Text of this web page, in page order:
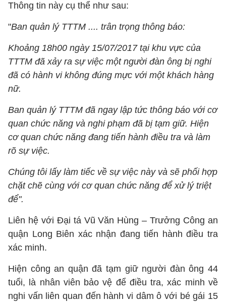
Thông tin này cụ thể như sau:
"Ban quản lý TTTM .... trân trọng thông báo:
Khoảng 18h00 ngày 15/07/2017 tại khu vực của
TTTM đã xảy ra sự việc một người đàn ông bị nghi
đã có hành vi không đúng mực với một khách hàng
nữ.
Ban quản lý TTTM đã ngay lập tức thông báo với cơ
quan chức năng và nghi phạm đã bị tạm giữ. Hiện
cơ quan chức năng đang tiến hành điều tra và làm
rõ sự việc.
Chúng tôi lấy làm tiếc về sự việc này và sẽ phối hợp
chặt chẽ cùng với cơ quan chức năng để xử lý triệt
để".
Liên hệ với Đại tá Vũ Văn Hùng – Trưởng Công an
quận Long Biên xác nhận đang tiến hành điều tra
xác minh.
Hiện công an quận đã tạm giữ người đàn ông 44
tuổi, là nhân viên bảo vệ để điều tra, xác minh về
nghi vấn liên quan đến hành vi dâm ô với bé gái 15